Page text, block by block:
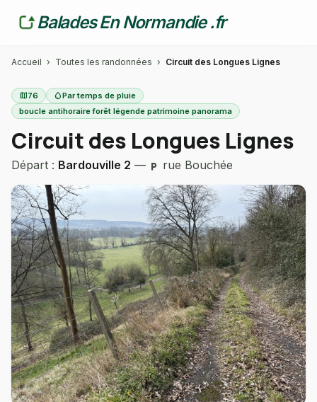
Balades En Normandie .fr
Accueil › Toutes les randonnées › Circuit des Longues Lignes
map76 water_dropPar temps de pluie
boucle antihoraire forêt légende patrimoine panorama
Circuit des Longues Lignes
Départ : Bardouville 2 — local_parking rue Bouchée